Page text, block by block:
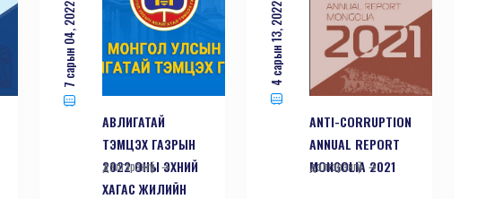
7 сарын 04, 2022
АВЛИГАТАЙ
ТЭМЦЭХ ГАЗРЫН
2022 ОНЫ ЭХНИЙ
ХАГАС ЖИЛИЙН
дэлгэрэнгүй
4 сарын 13, 2022
ANTI-СORRUPTION
ANNUAL REPORT
MONGOLIA 2021
дэлгэрэнгүй